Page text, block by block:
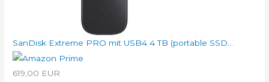
SanDisk Extreme PRO mit USB4 4 TB (portable SSD...
619,00 EUR